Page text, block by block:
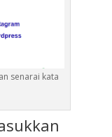
senarai kata